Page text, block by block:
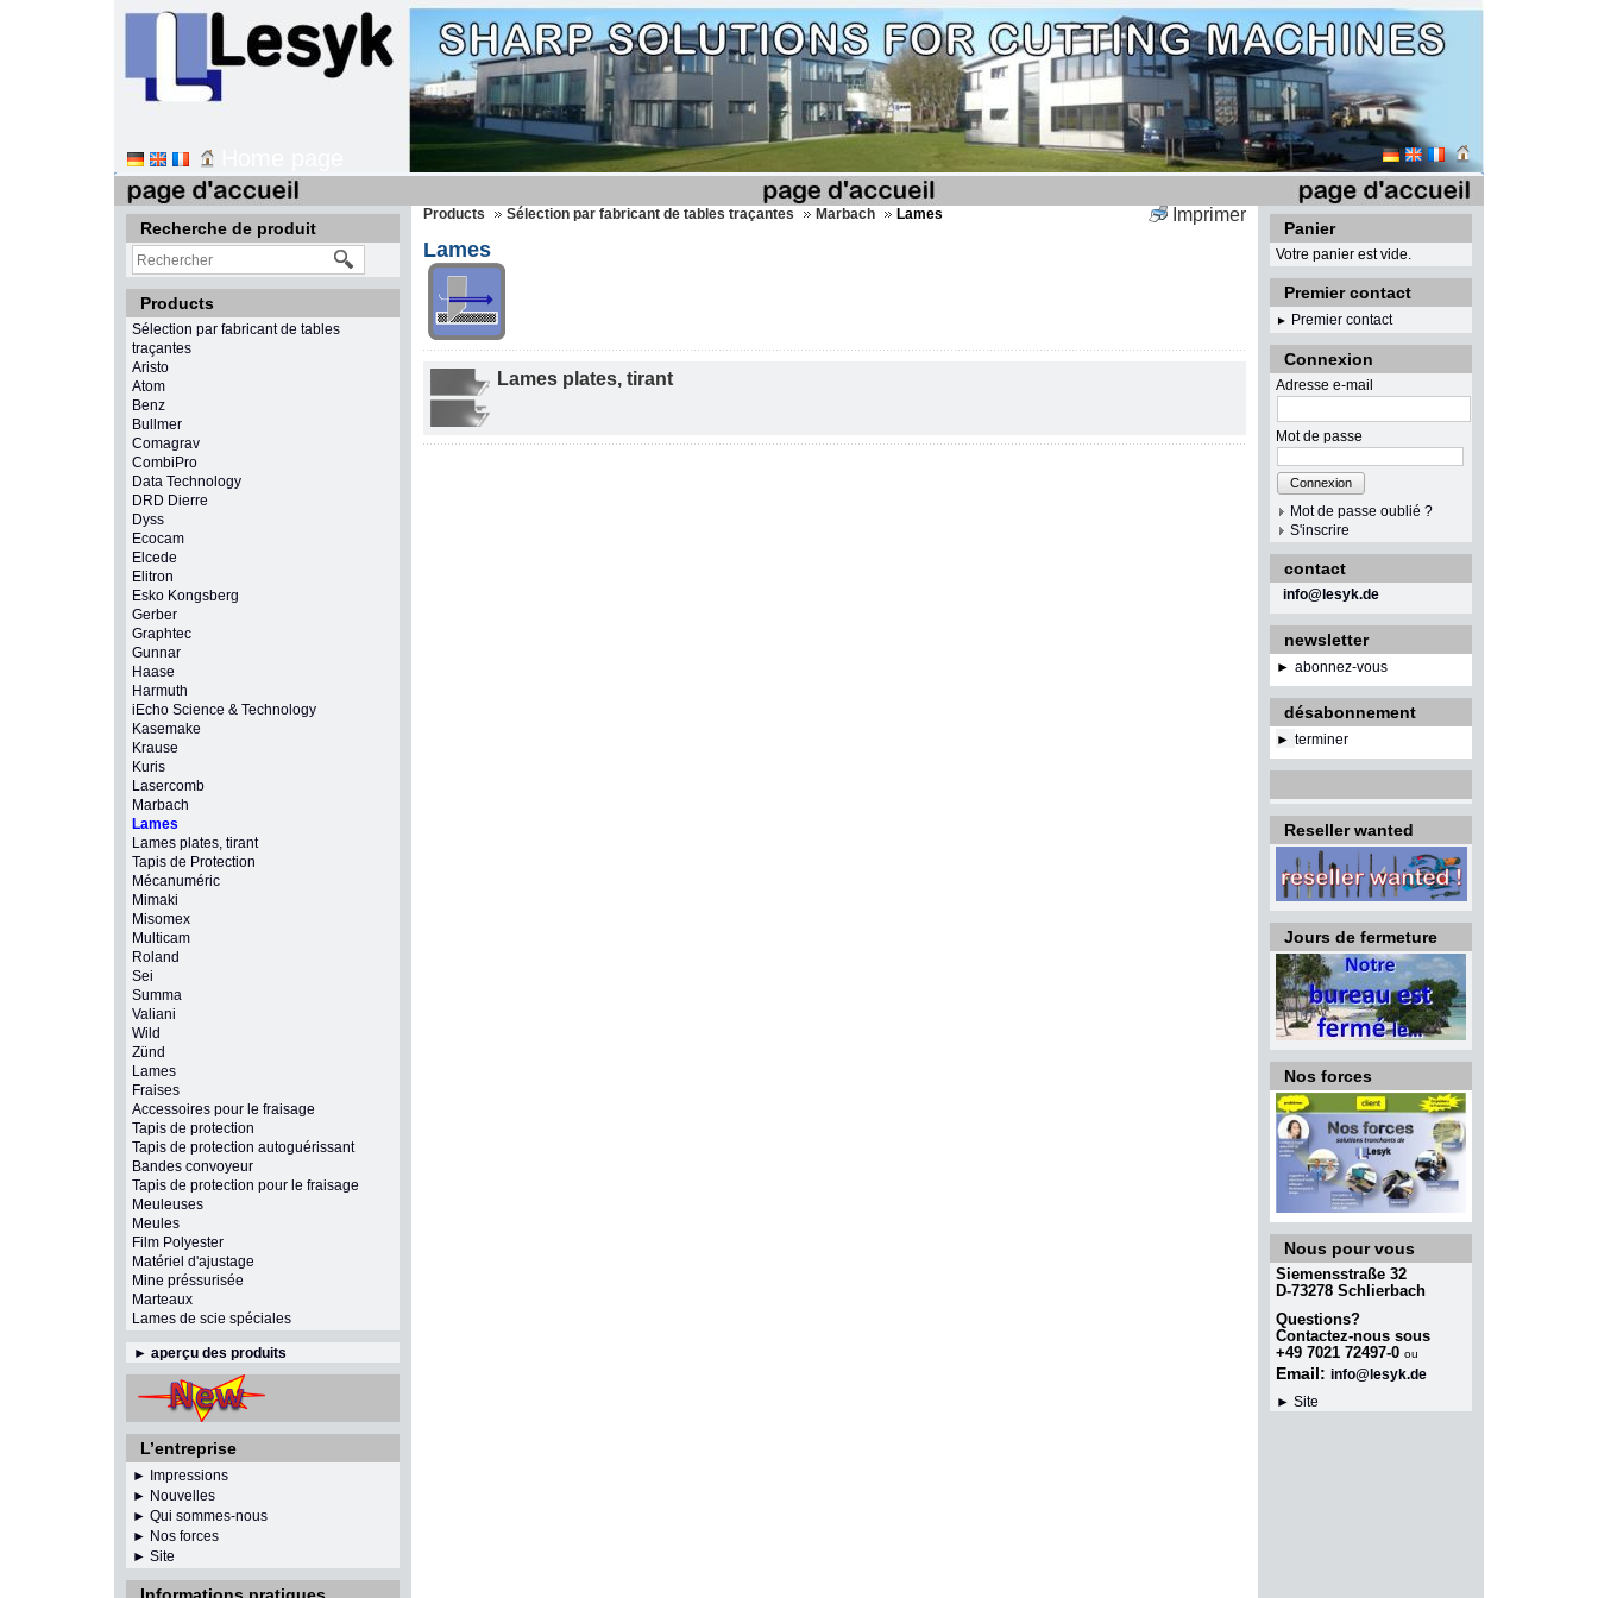
Recherche de produit
Products
Sélection par fabricant de tables
traçantes
Aristo
Atom
Benz
Bullmer
Comagrav
CombiPro
Data Technology
DRD Dierre
Dyss
Ecocam
Elcede
Elitron
Esko Kongsberg
Gerber
Graphtec
Gunnar
Haase
Harmuth
iEcho Science & Technology
Kasemake
Krause
Kuris
Lasercomb
Marbach
Lames
Lames plates, tirant
Tapis de Protection
Mécanuméric
Mimaki
Misomex
Multicam
Roland
Sei
Summa
Valiani
Wild
Zünd
Lames
Fraises
Accessoires pour le fraisage
Tapis de protection
Tapis de protection autoguérissant
Bandes convoyeur
Tapis de protection pour le fraisage
Meuleuses
Meules
Film Polyester
Matériel d'ajustage
Mine préssurisée
Marteaux
Lames de scie spéciales
► aperçu des produits
L’entreprise
► Impressions
► Nouvelles
► Qui sommes-nous
► Nos forces
► Site
Panier
Votre panier est vide.
Premier contact
► Premier contact
Connexion
Adresse e-mail
Mot de passe
Connexion
Mot de passe oublié ?
S'inscrire
contact
info@lesyk.de
newsletter
► abonnez-vous
désabonnement
► terminer
Reseller wanted
Jours de fermeture
Nos forces
Nous pour vous
Siemensstraße 32
D-73278 Schlierbach
Questions?
Contactez-nous sous
+49 7021 72497-0 ou
Email: info@lesyk.de
► Site
Imprimer
Products Sélection par fabricant de tables traçantes Marbach Lames
Lames
Lames plates, tirant